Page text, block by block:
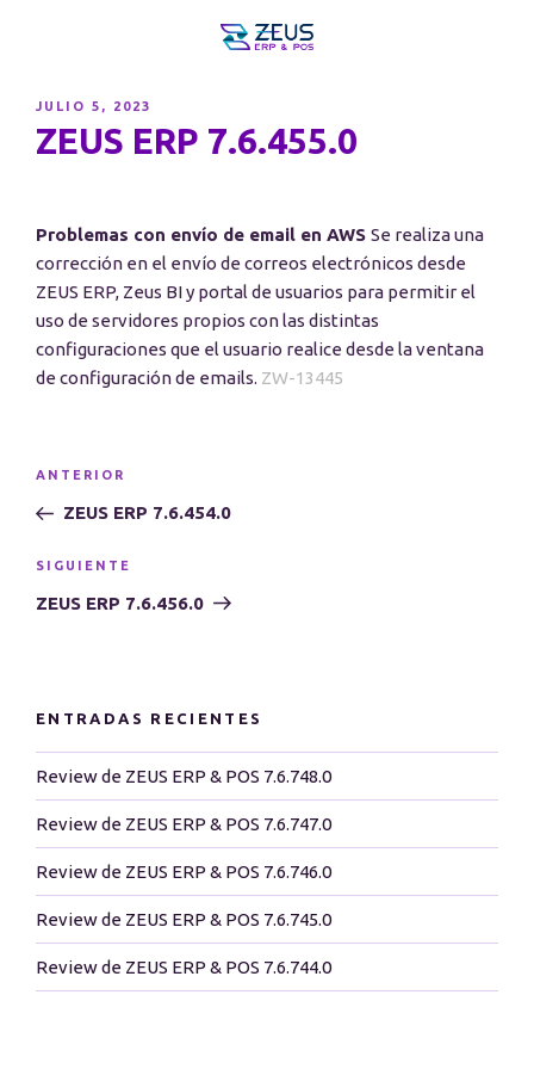
PUBLICADO
EL
JULIO 5, 2023
ZEUS ERP 7.6.455.0
Problemas con envío de email en AWS Se realiza una
corrección en el envío de correos electrónicos desde
ZEUS ERP, Zeus BI y portal de usuarios para permitir el
uso de servidores propios con las distintas
configuraciones que el usuario realice desde la ventana
de configuración de emails. ZW-13445
entradas
Entrada
anterior:
ANTERIOR
ZEUS ERP 7.6.454.0
Siguiente
entrada
SIGUIENTE
ZEUS ERP 7.6.456.0
ENTRADAS RECIENTES
Review de ZEUS ERP & POS 7.6.748.0
Review de ZEUS ERP & POS 7.6.747.0
Review de ZEUS ERP & POS 7.6.746.0
Review de ZEUS ERP & POS 7.6.745.0
Review de ZEUS ERP & POS 7.6.744.0